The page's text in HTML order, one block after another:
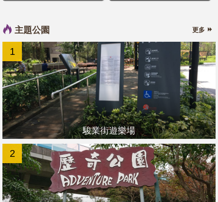
主題公園 更多
1
駿業街遊樂場
2